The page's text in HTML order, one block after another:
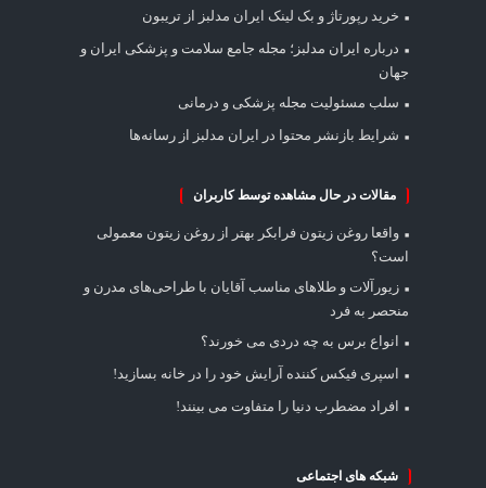
خرید رپورتاژ و بک لینک ایران مدلبز از تریبون
درباره ایران مدلبز؛ مجله جامع سلامت و پزشکی ایران و
جهان
سلب مسئولیت مجله پزشکی و درمانی
شرایط بازنشر محتوا در ایران مدلبز از رسانه‌ها
مقالات در حال مشاهده توسط کاربران
واقعا روغن زیتون فرابکر بهتر از روغن زیتون معمولی
است؟
زیورآلات و طلاهای مناسب آقایان با طراحی‌های مدرن و
منحصر به فرد
انواع برس به چه دردی می خورند؟
اسپری فیکس کننده آرایش خود را در خانه بسازید!
افراد مضطرب دنیا را متفاوت می بینند!
شبکه های اجتماعی